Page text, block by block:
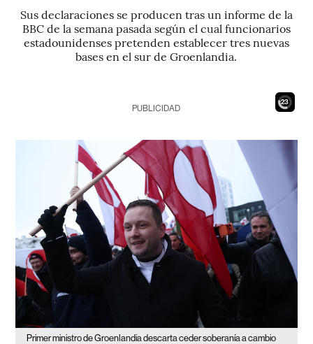
Sus declaraciones se producen tras un informe de la
BBC de la semana pasada según el cual funcionarios
estadounidenses pretenden establecer tres nuevas
bases en el sur de Groenlandia.
21
PUBLICIDAD
Primer ministro de Groenlandia descarta ceder soberanía a cambio